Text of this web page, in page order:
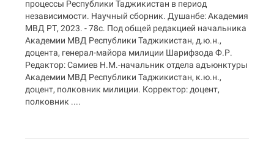
процессы Республики Таджикистан в период
независимости. Научный сборник. Душанбе: Академия
МВД РТ, 2023. - 78с. Под общей редакцией начальника
Академии МВД Республики Таджикистан, д.ю.н.,
доцента, генерал-майора милиции Шарифзода Ф.Р.
Редактор: Самиев Н.М.-начальник отдела адъюнктуры
Академии МВД Республики Таджикистан, к.ю.н.,
доцент, полковник милиции. Корректор: доцент,
полковник ....